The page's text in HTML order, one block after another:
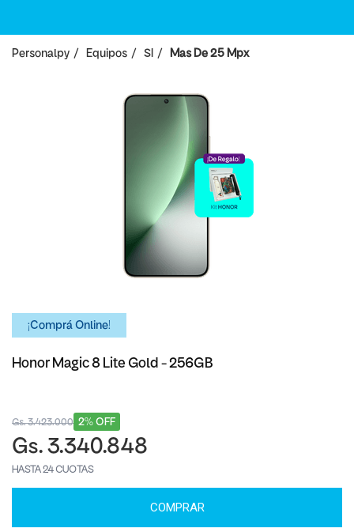
Personalpy Equipos SI Mas De 25 Mpx
¡Comprá Online!
Honor Magic 8 Lite Gold - 256GB
2% OFF
Gs. 3.423.000
Gs. 3.340.848
HASTA 24 CUOTAS
COMPRAR